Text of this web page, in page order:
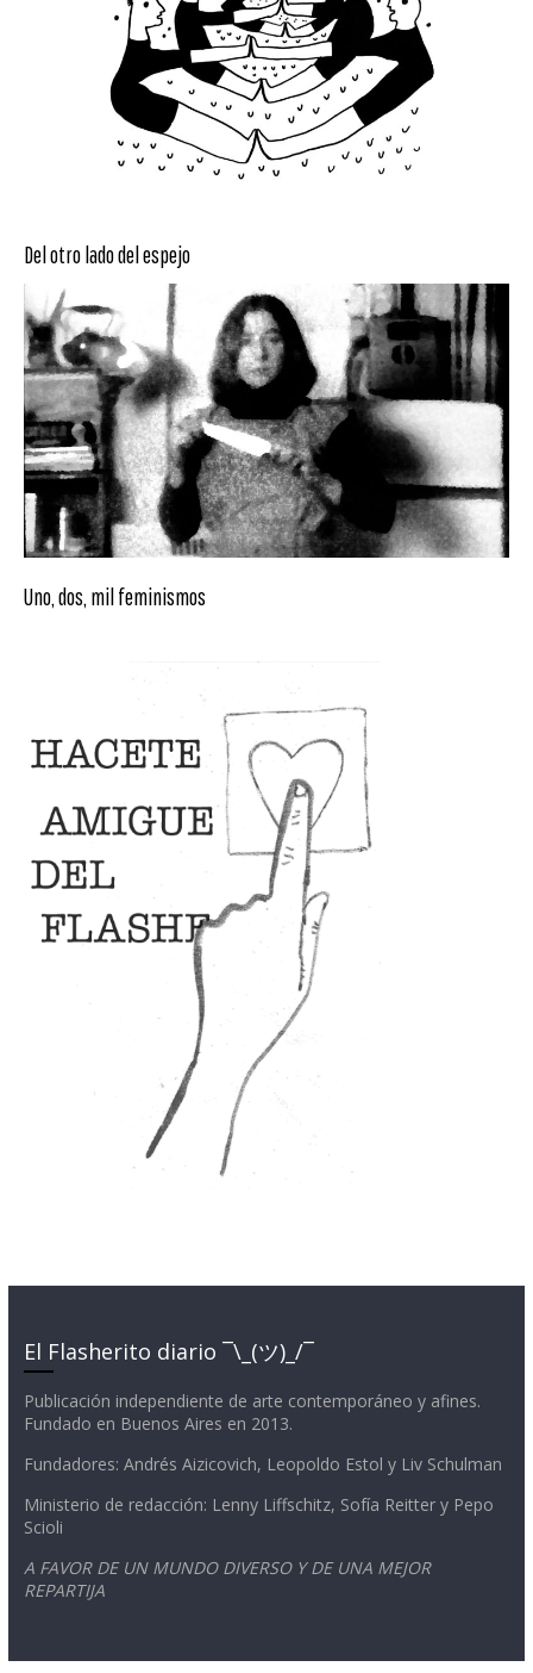
Del otro lado del espejo
Uno, dos, mil feminismos
El Flasherito diario ¯\_(ツ)_/¯
Publicación independiente de arte contemporáneo y afines.
Fundado en Buenos Aires en 2013.
Fundadores: Andrés Aizicovich, Leopoldo Estol y Liv Schulman
Ministerio de redacción: Lenny Liffschitz, Sofía Reitter y Pepo
Scioli
A FAVOR DE UN MUNDO DIVERSO Y DE UNA MEJOR
REPARTIJA